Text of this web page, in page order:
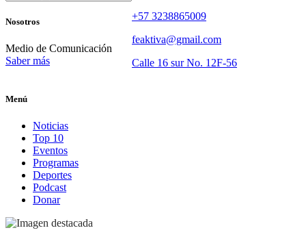
+57 3238865009
feaktiva@gmail.com
Calle 16 sur No. 12F-56
Nosotros
Medio de Comunicación
Saber más
Menú
Noticias
Top 10
Eventos
Programas
Deportes
Podcast
Donar